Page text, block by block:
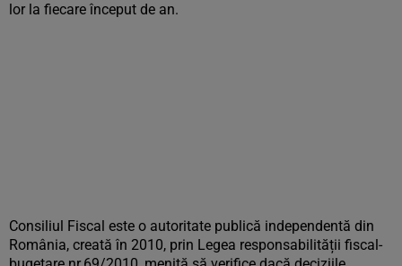
lor la fiecare început de an.
Consiliul Fiscal este o autoritate publică independentă din
România, creată în 2010, prin Legea responsabilității fiscal-